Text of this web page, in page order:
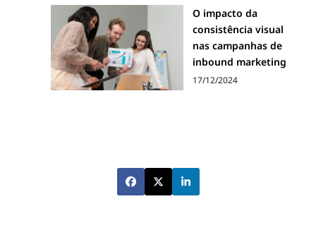
O impacto da
consistência visual
nas campanhas de
inbound marketing
17/12/2024